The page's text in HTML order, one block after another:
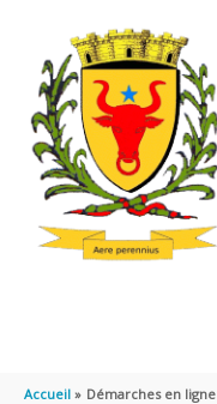
Accueil Démarches en ligne